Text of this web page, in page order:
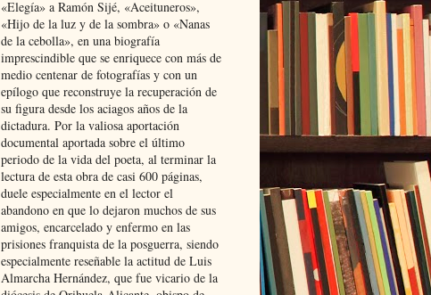
«Elegía» a Ramón Sijé, «Aceituneros»,
«Hijo de la luz y de la sombra» o «Nanas
de la cebolla», en una biografía
imprescindible que se enriquece con más de
medio centenar de fotografías y con un
epílogo que reconstruye la recuperación de
su figura desde los aciagos años de la
dictadura. Por la valiosa aportación
documental aportada sobre el último
periodo de la vida del poeta, al terminar la
lectura de esta obra de casi 600 páginas,
duele especialmente en el lector el
abandono en que lo dejaron muchos de sus
amigos, encarcelado y enfermo en las
prisiones franquista de la posguerra, siendo
especialmente reseñable la actitud de Luis
Almarcha Hernández, que fue vicario de la